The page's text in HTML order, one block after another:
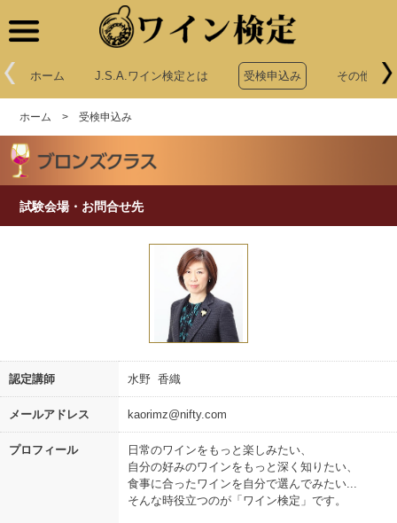
ホーム J.S.A.ワイン検定とは 受検申込み その他申込
ホーム >受検申込み
試験会場・お問合せ先
認定講師 水野 香織
メールアドレス kaorimz@nifty.com
プロフィール
日常のワインをもっと楽しみたい、
自分の好みのワインをもっと深く知りたい、
食事に合ったワインを自分で選んでみたい...
そんな時役立つのが「ワイン検定」です。